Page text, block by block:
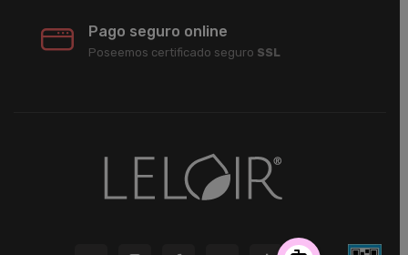
Pago seguro online
Poseemos certificado seguro SSL